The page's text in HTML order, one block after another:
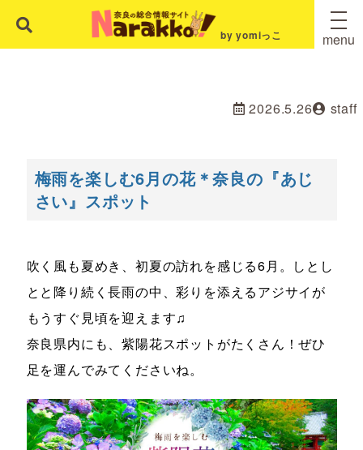
by yomiっこ menu
2026.5.26 staff
梅雨を楽しむ6月の花＊奈良の『あじ
さい』スポット
吹く風も夏めき、初夏の訪れを感じる6月。しとし
とと降り続く長雨の中、彩りを添えるアジサイが
もうすぐ見頃を迎えます♫
奈良県内にも、紫陽花スポットがたくさん！ぜひ
足を運んでみてくださいね。